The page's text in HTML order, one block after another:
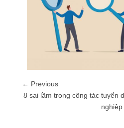
← Previous
8 sai lầm trong công tác tuyển
nghiệp